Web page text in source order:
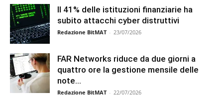
Il 41% delle istituzioni finanziarie ha
subito attacchi cyber distruttivi
Redazione BitMAT - 23/07/2026
FAR Networks riduce da due giorni a
quattro ore la gestione mensile delle
note...
Redazione BitMAT - 22/07/2026